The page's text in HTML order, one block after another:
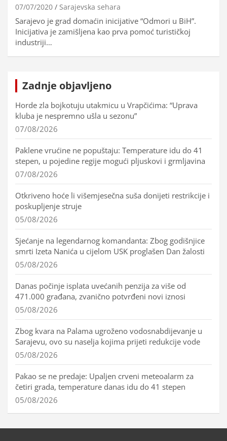
07/07/2020 Sarajevska sehara
Sarajevo je grad domaćin inicijative “Odmori u BiH”.
Inicijativa je zamišljena kao prva pomoć turističkoj
industriji…
Zadnje objavljeno
Horde zla bojkotuju utakmicu u Vrapčićima: “Uprava
kluba je nespremno ušla u sezonu”
07/08/2026
Paklene vrućine ne popuštaju: Temperature idu do 41
stepen, u pojedine regije mogući pljuskovi i grmljavina
07/08/2026
Otkriveno hoće li višemjesečna suša donijeti restrikcije i
poskupljenje struje
05/08/2026
Sjećanje na legendarnog komandanta: Zbog godišnjice
smrti Izeta Nanića u cijelom USK proglašen Dan žalosti
05/08/2026
Danas počinje isplata uvećanih penzija za više od
471.000 građana, zvanično potvrđeni novi iznosi
05/08/2026
Zbog kvara na Palama ugroženo vodosnabdijevanje u
Sarajevu, ovo su naselja kojima prijeti redukcije vode
05/08/2026
Pakao se ne predaje: Upaljen crveni meteoalarm za
četiri grada, temperature danas idu do 41 stepen
05/08/2026